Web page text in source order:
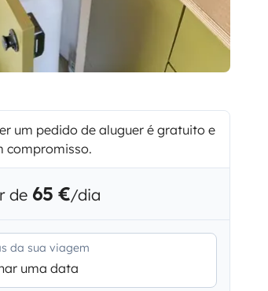
um pedido de aluguer é gratuito e
compromisso.
de 65 €/dia
da sua viagem
uma data